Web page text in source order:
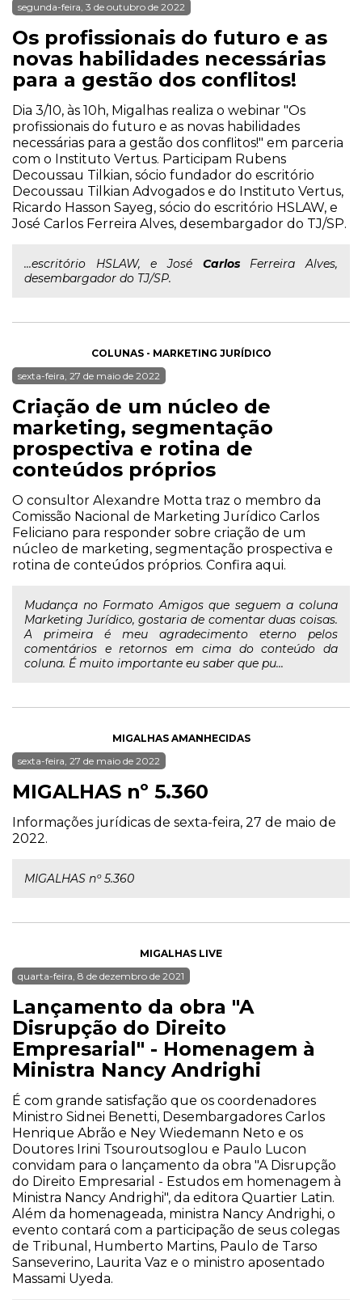
segunda-feira, 3 de outubro de 2022
Os profissionais do futuro e as
novas habilidades necessárias
para a gestão dos conflitos!
Dia 3/10, às 10h, Migalhas realiza o webinar "Os
profissionais do futuro e as novas habilidades
necessárias para a gestão dos conflitos!" em parceria
com o Instituto Vertus. Participam Rubens
Decoussau Tilkian, sócio fundador do escritório
Decoussau Tilkian Advogados e do Instituto Vertus,
Ricardo Hasson Sayeg, sócio do escritório HSLAW, e
José Carlos Ferreira Alves, desembargador do TJ/SP.
...escritório HSLAW, e José CarlosFerreira Alves,
desembargador do TJ/SP.
COLUNAS - MARKETING JURÍDICO
sexta-feira, 27 de maio de 2022
Criação de um núcleo de
marketing, segmentação
prospectiva e rotina de
conteúdos próprios
O consultor Alexandre Motta traz o membro da
Comissão Nacional de Marketing Jurídico Carlos
Feliciano para responder sobre criação de um
núcleo de marketing, segmentação prospectiva e
rotina de conteúdos próprios. Confira aqui.
Mudança no Formato Amigos que seguem a coluna
Marketing Jurídico, gostaria de comentar duas coisas.
A primeira é meu agradecimento eterno pelos
comentários e retornos em cima do conteúdo da
coluna. É muito importante eu saber que pu...
MIGALHAS AMANHECIDAS
sexta-feira, 27 de maio de 2022
MIGALHAS nº 5.360
Informações jurídicas de sexta-feira, 27 de maio de
2022.
MIGALHAS nº 5.360
MIGALHAS LIVE
quarta-feira, 8 de dezembro de 2021
Lançamento da obra "A
Disrupção do Direito
Empresarial" - Homenagem à
Ministra Nancy Andrighi
É com grande satisfação que os coordenadores
Ministro Sidnei Benetti, Desembargadores Carlos
Henrique Abrão e Ney Wiedemann Neto e os
Doutores Irini Tsouroutsoglou e Paulo Lucon
convidam para o lançamento da obra "A Disrupção
do Direito Empresarial - Estudos em homenagem à
Ministra Nancy Andrighi", da editora Quartier Latin.
Além da homenageada, ministra Nancy Andrighi, o
evento contará com a participação de seus colegas
de Tribunal, Humberto Martins, Paulo de Tarso
Sanseverino, Laurita Vaz e o ministro aposentado
Massami Uyeda.